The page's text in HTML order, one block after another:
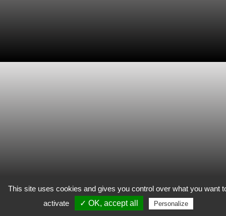
This site uses cookies and gives you control over what you want
activate
✓ OK, accept all Personalize